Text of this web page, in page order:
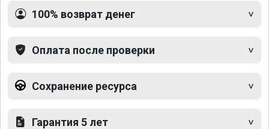
100% возврат денег
Оплата после проверки
Сохранение ресурса
Гарантия 5 лет